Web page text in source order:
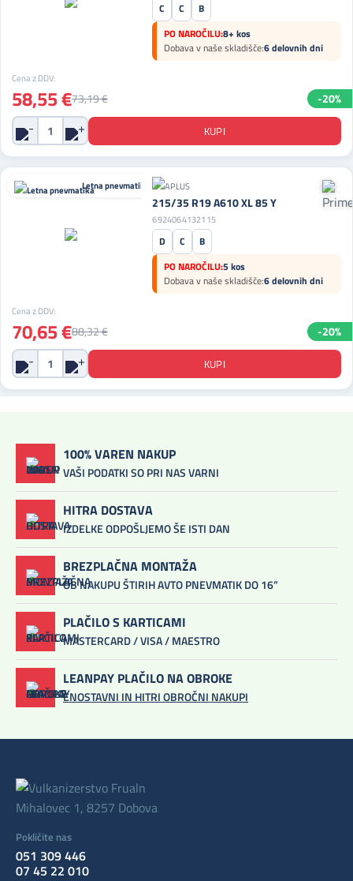
C C
B
PO NAROČILU:8+ kos
Dobava v naše skladišče:6 delovnih dni
Cena z DDV:
58,55 €73,19 € -20%
Letna pnevmatika
215/35 R19 A610 XL 85 Y
6924064132115
D C
B
PO NAROČILU:5 kos
Dobava v naše skladišče:6 delovnih dni
Cena z DDV:
70,65 €88,32 € -20%
100% VAREN NAKUP
VAŠI PODATKI SO PRI NAS VARNI
HITRA DOSTAVA
IZDELKE ODPOŠLJEMO ŠE ISTI DAN
BREZPLAČNA MONTAŽA
OB NAKUPU ŠTIRIH AVTO PNEVMATIK DO 16”
PLAČILO S KARTICAMI
MASTERCARD / VISA / MAESTRO
LEANPAY PLAČILO NA OBROKE
ENOSTAVNI IN HITRI OBROČNI NAKUPI
Mihalovec 1, 8257 Dobova
Pokličite nas
051 309 446
07 45 22 010